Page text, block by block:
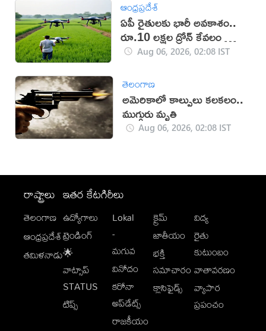
ఆంధ్రప్రదేశ్
ఏపీ రైతులకు భారీ అవకాశం..
రూ.10 లక్షల డ్రోన్ కేవలం రూ.2
లక్షలకే!Aug 06, 2026, 02:08 IST
తెలంగాణ
అమెరికాలో కాల్పులు కలకలం..
ముగ్గురు మృతి
Aug 06, 2026, 02:08 IST
రాష్ట్రాలు
తెలంగాణ
ఆంధ్రప్రదేశ్
తమిళనాడు
ఇతర కేటగిరీలు
ఉద్యోగాలు
ట్రెండింగ్
🌟
వాట్సాప్
STATUS
టిప్స్
Lokal
-
మగువ
వినోదం
కరోనా
అప్‌డేట్స్
రాజకీయం
క్రైమ్
జాతీయం
భక్తి
సమాచారం
క్లాసిఫైడ్స్
విద్య
రైతు
కుటుంబం
వాతావరణం
వ్యాపార
ప్రపంచం